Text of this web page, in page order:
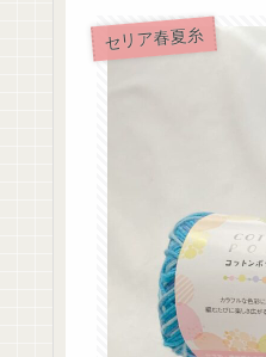
セリア春夏糸